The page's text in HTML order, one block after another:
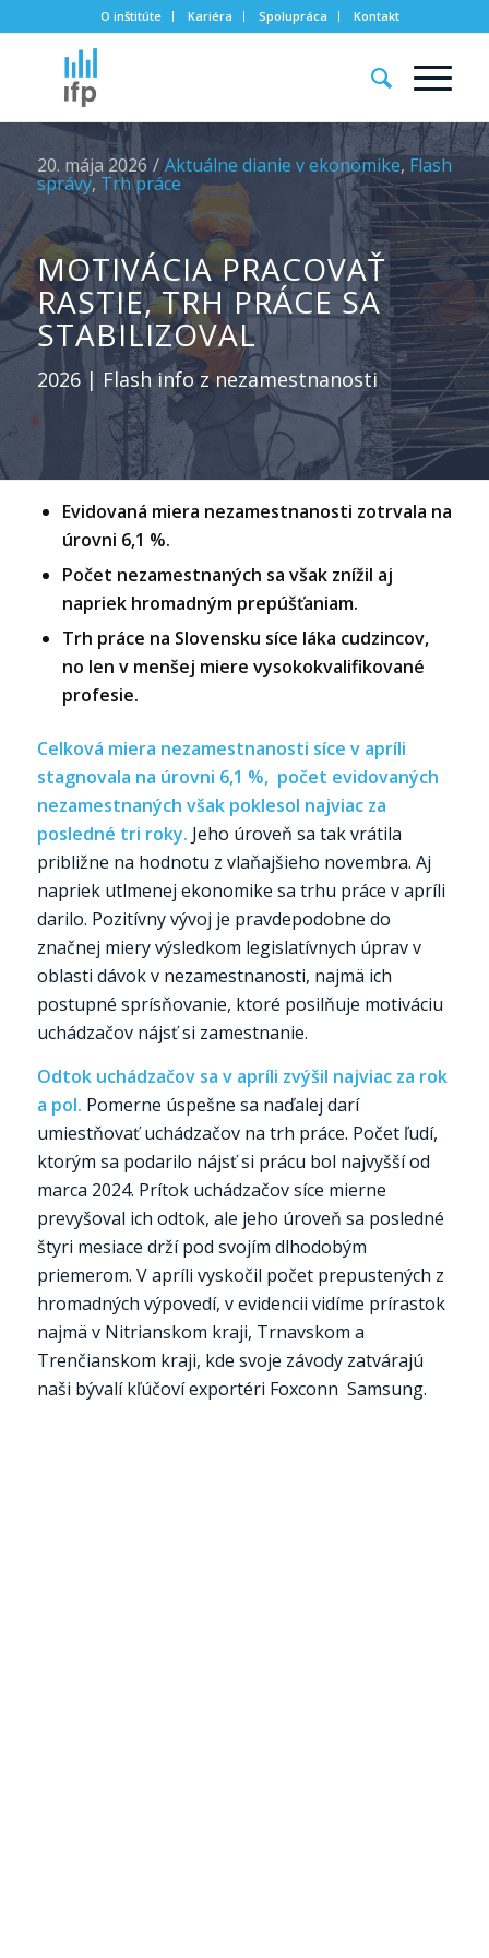
O inštitúte Kariéra Spolupráca Kontakt
20. mája 2026 / Aktuálne dianie v ekonomike, Flash
správy, Trh práce
MOTIVÁCIA PRACOVAŤ
RASTIE, TRH PRÁCE SA
STABILIZOVAL
2026 | Flash info z nezamestnanosti
Evidovaná miera nezamestnanosti zotrvala na
úrovni 6,1 %.
Počet nezamestnaných sa však znížil aj
napriek hromadným prepúšťaniam.
Trh práce na Slovensku síce láka cudzincov,
no len v menšej miere vysokokvalifikované
profesie.
Celková miera nezamestnanosti síce v apríli
stagnovala na úrovni 6,1 %, počet evidovaných
nezamestnaných však poklesol najviac za
posledné tri roky. Jeho úroveň sa tak vrátila
približne na hodnotu z vlaňajšieho novembra. Aj
napriek utlmenej ekonomike sa trhu práce v apríli
darilo. Pozitívny vývoj je pravdepodobne do
značnej miery výsledkom legislatívnych úprav v
oblasti dávok v nezamestnanosti, najmä ich
postupné sprísňovanie, ktoré posilňuje motiváciu
uchádzačov nájsť si zamestnanie.
Odtok uchádzačov sa v apríli zvýšil najviac za rok
a pol. Pomerne úspešne sa naďalej darí
umiestňovať uchádzačov na trh práce. Počet ľudí,
ktorým sa podarilo nájsť si prácu bol najvyšší od
marca 2024. Prítok uchádzačov síce mierne
prevyšoval ich odtok, ale jeho úroveň sa posledné
štyri mesiace drží pod svojím dlhodobým
priemerom. V apríli vyskočil počet prepustených z
hromadných výpovedí, v evidencii vidíme prírastok
najmä v Nitrianskom kraji, Trnavskom a
Trenčianskom kraji, kde svoje závody zatvárajú
naši bývalí kľúčoví exportéri Foxconn Samsung.